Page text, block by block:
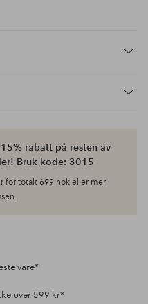
rabatt på resten av
Bruk kode: 3015
for totalt 699 nok eller mer
vare*
over 599 kr*